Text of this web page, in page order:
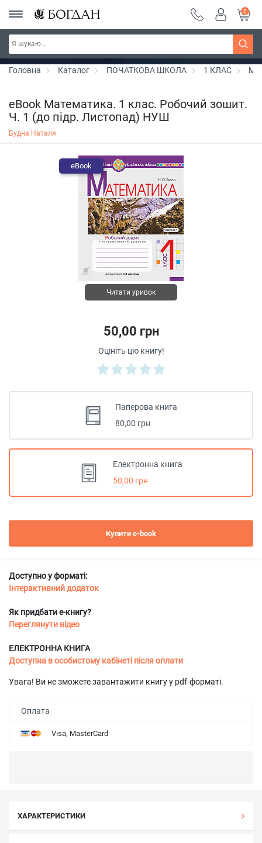
Серія "Чейзіана" ~ знижка 20%
0
Головна Каталог ПОЧАТКОВА ШКОЛА 1 КЛАС
eBook Математика. 1 клас. Робочий зошит.
Ч. 1 (до підр. Листопад) НУШ
Будна Наталя
eBook
Читати уривок
50,00 грн
Оцініть цю книгу!
Паперова книга
80,00 грн
Електронна книга
50,00 грн
Купити e-book
Доступно у форматі:
Інтерактивний додаток
Як придбати е-книгу?
Переглянути відео
ЕЛЕКТРОННА КНИГА
Доступна в особистому кабінеті після оплати
Увага! Ви не зможете завантажити книгу у pdf-форматі.
Оплата
Visa, MasterCard
ХАРАКТЕРИСТИКИ